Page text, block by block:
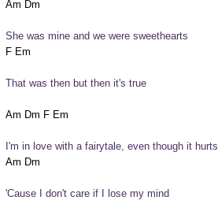
She was mine and we were sweethearts
That was then but then it's true
I'm in love with a fairytale, even though it hurts
'Cause I don't care if I lose my mind